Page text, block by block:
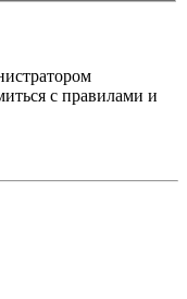
с правилами и